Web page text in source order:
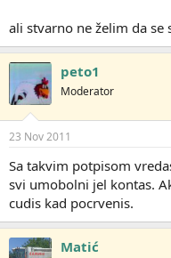
ali stvarno ne želim da se
peto1
Moderator
23 Nov 2011
Sa takvim potpisom
svi umobolni jel kontas.
cudis kad pocrvenis.
Matić